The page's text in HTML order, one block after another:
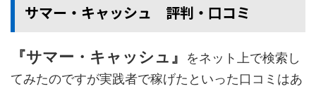
サマー・キャッシュ 評判・口コミ
『サマー・キャッシュ』
をネット上で検索し
てみたのですが実践者で稼げたといった口コミはあ